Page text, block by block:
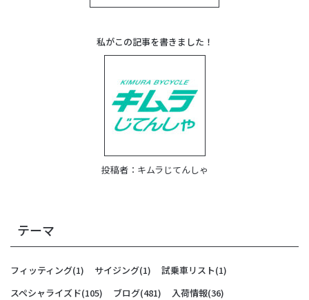
私がこの記事を書きました！
投稿者： キムラじてんしゃ
テーマ
フィッティング(1) サイジング(1) 試乗車リスト(1)
スペシャライズド(105) ブログ(481) 入荷情報(36)